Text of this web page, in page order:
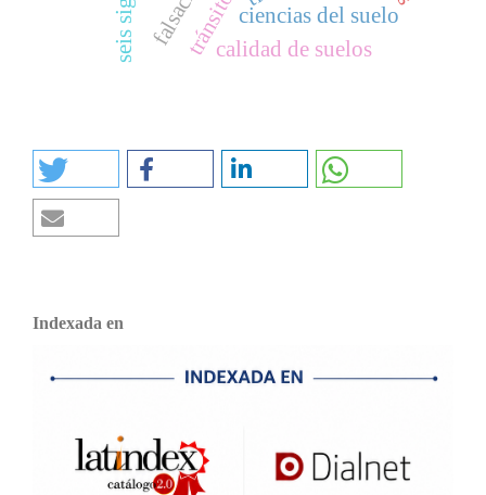
ciencias del suelo
calidad de suelos
Indexada en